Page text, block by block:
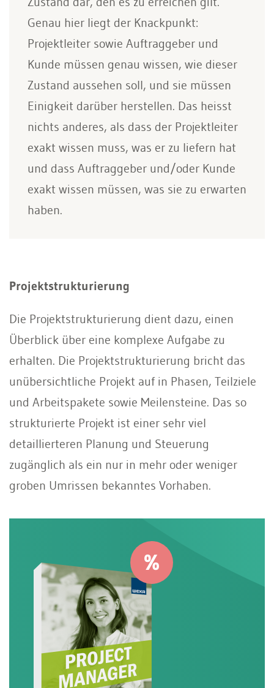
Genau hier liegt der Knackpunkt:
Projektleiter sowie Auftraggeber und
Kunde müssen genau wissen, wie dieser
Zustand aussehen soll, und sie müssen
Einigkeit darüber herstellen. Das heisst
nichts anderes, als dass der Projektleiter
exakt wissen muss, was er zu liefern hat
und dass Auftraggeber und/oder Kunde
exakt wissen müssen, was sie zu erwarten
haben.
Projektstrukturierung
Die Projektstrukturierung dient dazu, einen
Überblick über eine komplexe Aufgabe zu
erhalten. Die Projektstrukturierung bricht das
unübersichtliche Projekt auf in Phasen, Teilziele
und Arbeitspakete sowie Meilensteine. Das so
strukturierte Projekt ist einer sehr viel
detaillierteren Planung und Steuerung
zugänglich als ein nur in mehr oder weniger
groben Umrissen bekanntes Vorhaben.